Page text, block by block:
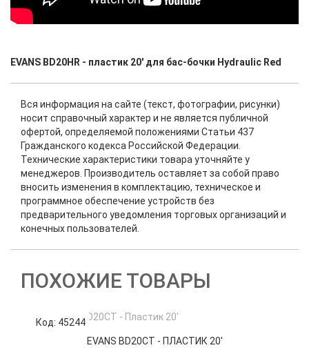
EVANS BD20HR - пластик 20' для бас-бочки Hydraulic Red
Вся информация на сайте (текст, фотографии, рисунки)
носит справочный характер и не является публичной
офертой, определяемой положениями Статьи 437
Гражданского кодекса Российской Федерации.
Технические характеристики товара уточняйте у
менеджеров. Производитель оставляет за собой право
вносить изменения в комплектацию, техническое и
программное обеспечение устройств без
предварительного уведомления торговых организаций и
конечных пользователей.
ПОХОЖИЕ ТОВАРЫ
Код: 45244
EVANS BD20CT - ПЛАСТИК 20'